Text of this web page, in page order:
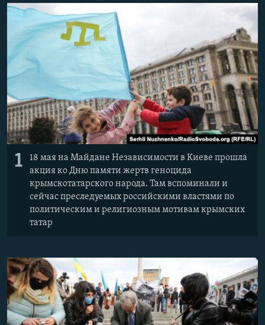
ПОБЕДИТЕЛЕЙ НЕ СУДЯТ?
КРЫМ.НЕПОКОРЕННЫЙ
УКРАИНСКАЯ ПРОБЛЕМА КРЫМА
ПРИСОЕДИНЯЙТЕСЬ!
Все сайты RFE/RL
1
18 мая на Майдане Независимости в Киеве прошла
акция ко Дню памяти жертв геноцида
крымскотатарского народа. Там вспоминали и
сейчас преследуемых российскими властями по
политическим и религиозным мотивам крымских
татар